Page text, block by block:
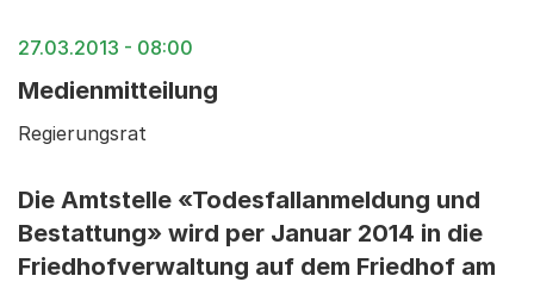
27.03.2013 - 08:00
Medienmitteilung
Regierungsrat
Die Amtstelle «Todesfallanmeldung und
Bestattung» wird per Januar 2014 in die
Friedhofverwaltung auf dem Friedhof am